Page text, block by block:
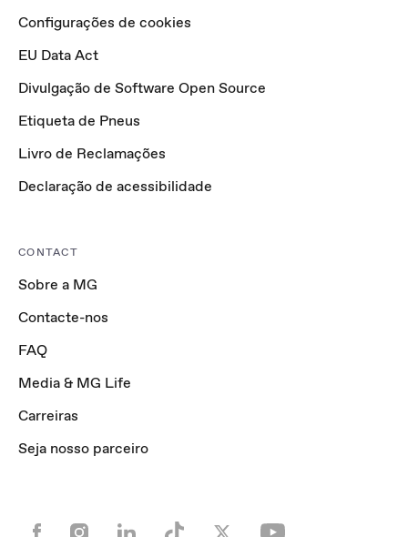
Configurações de cookies
EU Data Act
Divulgação de Software Open Source
Etiqueta de Pneus
Livro de Reclamações
Declaração de acessibilidade
CONTACT
Sobre a MG
Contacte-nos
FAQ
Media & MG Life
Carreiras
Seja nosso parceiro